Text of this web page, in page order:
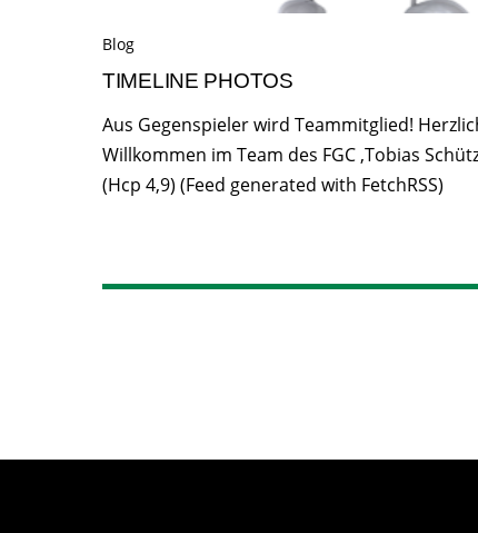
Blog
TIMELINE PHOTOS
Aus Gegenspieler wird Teammitglied!
Willkommen im Team des FGC ,Tobias
(Hcp 4,9) (Feed generated with FetchRSS)